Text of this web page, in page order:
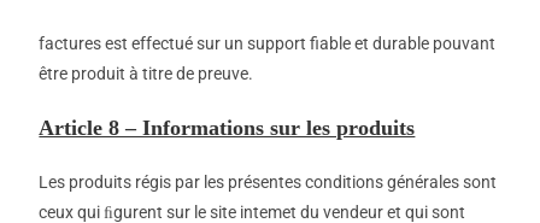
factures est effectué sur un support fiable et durable pouvant
être produit à titre de preuve.
Article 8 – Informations sur les produits
Les produits régis par les présentes conditions générales sont
ceux qui ﬁgurent sur le site intemet du vendeur et qui sont